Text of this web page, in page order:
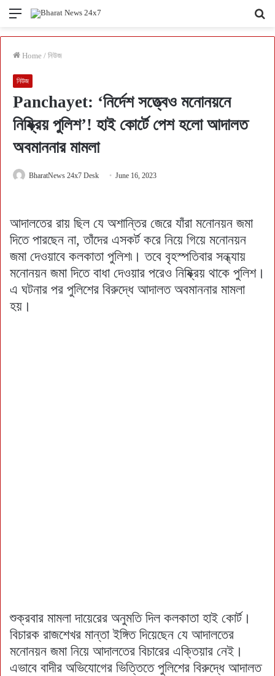
Menu
Home / নিউজ
নিউজ
Panchayet: ‘নির্দেশ সত্ত্বেও মনোনয়নে
নিষ্ক্রিয় পুলিশ’! হাই কোর্টে পেশ হলো আদালত
অবমাননার মামলা
BharatNews 24x7 Desk June 16, 2023
আদালতের রায় ছিল যে অশান্তির জেরে যাঁরা মনোনয়ন জমা
দিতে পারছেন না, তাঁদের এসকর্ট করে নিয়ে গিয়ে মনোনয়ন
জমা দেওয়াবে কলকাতা পুলিশ৷। তবে বৃহস্পতিবার সন্ধ্যায়
মনোনয়ন জমা দিতে বাধা দেওয়ার পরেও নিষ্ক্রিয় থাকে পুলিশ।
এ ঘটনার পর পুলিশের বিরুদ্ধে আদালত অবমাননার মামলা
হয়।
শুক্রবার মামলা দায়েরের অনুমতি দিল কলকাতা হাই কোর্ট।
বিচারক রাজশেখর মান্তা ইঙ্গিত দিয়েছেন যে আদালতের
মনোনয়ন জমা নিয়ে আদালতের বিচারের এক্তিয়ার নেই।
এভাবে বাদীর অভিযোগের ভিত্তিতে পুলিশের বিরুদ্ধে আদালত